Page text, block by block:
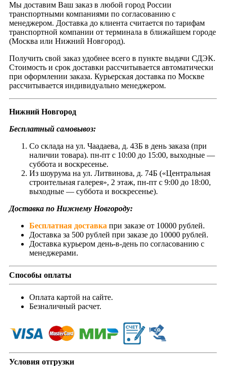
Мы доставим Ваш заказ в любой город России
транспортными компаниями по согласованию с
менеджером. Доставка до клиента считается по тарифам
транспортной компании от терминала в ближайшем городе
(Москва или Нижний Новгород).
Получить свой заказ удобнее всего в пункте выдачи СДЭК.
Стоимость и срок доставки рассчитывается автоматически
при оформлении заказа. Курьерская доставка по Москве
рассчитывается индивидуально менеджером.
Нижний Новгород
Бесплатный самовывоз:
Со склада на ул. Чаадаева, д. 43Б в день заказа (при
наличии товара). пн-пт с 10:00 до 15:00, выходные —
суббота и воскресенье.
Из шоурума на ул. Литвинова, д. 74Б («Центральная
строительная галерея», 2 этаж, пн-пт с 9:00 до 18:00,
выходные — суббота и воскресенье).
Доставка по Нижнему Новгороду:
Бесплатная доставка при заказе от 10000 рублей.
Доставка за 500 рублей при заказе до 10000 рублей.
Доставка курьером день-в-день по согласованию с
менеджерами.
Способы оплаты
Оплата картой на сайте.
Безналичный расчет.
Условия отгрузки